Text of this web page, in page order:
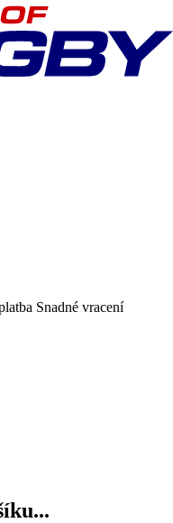
Snadné vracení